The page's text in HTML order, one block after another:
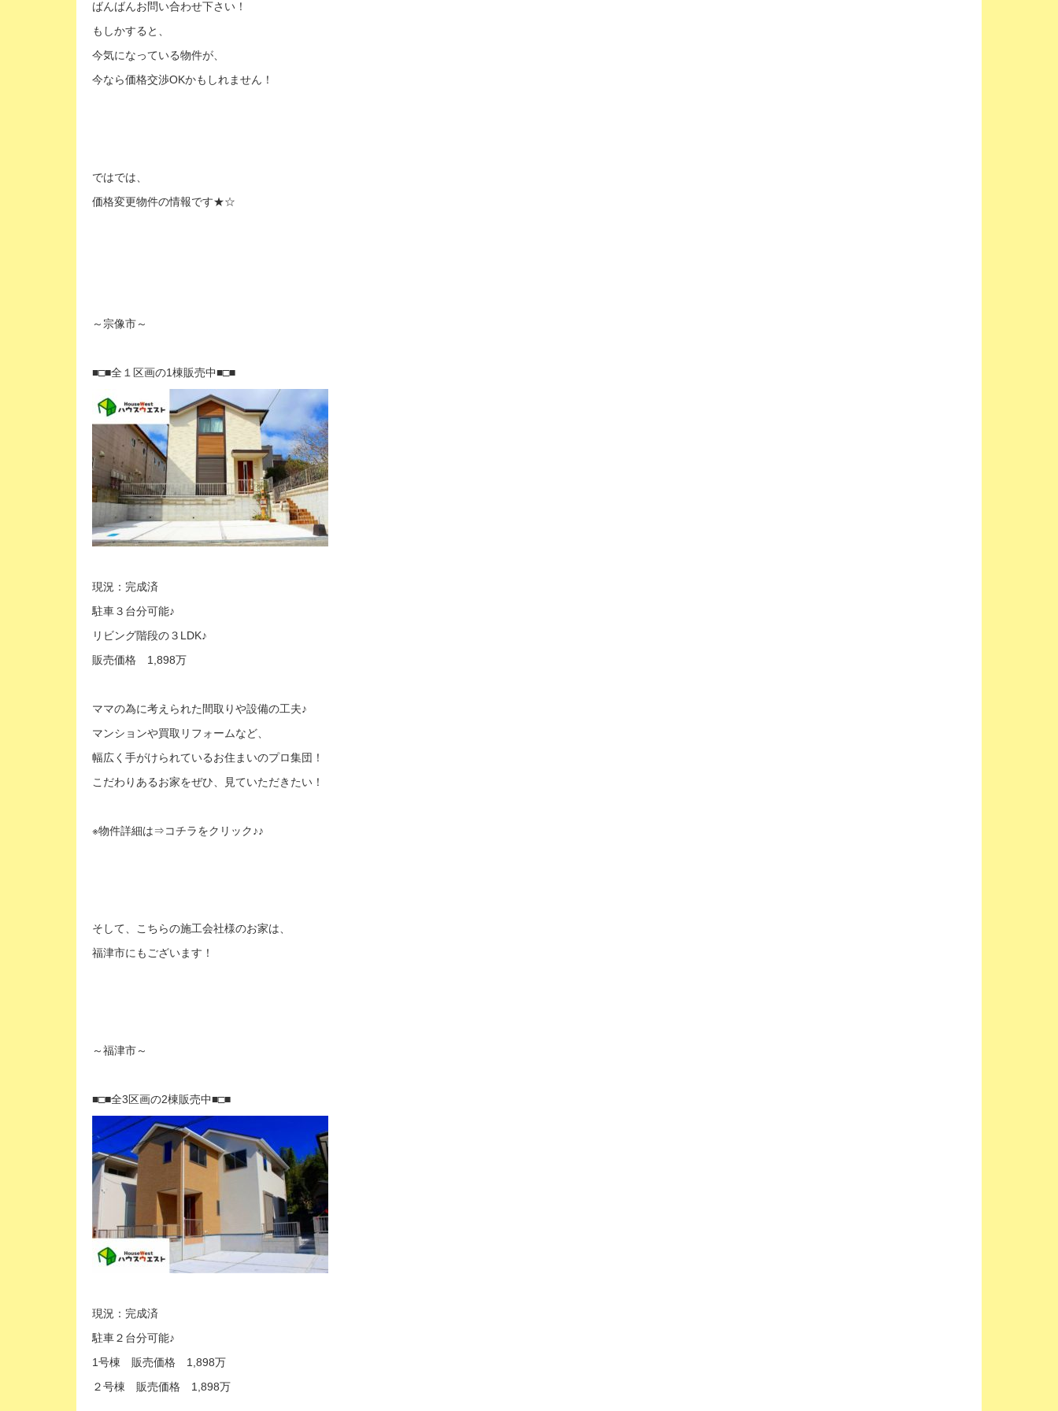
ばんばんお問い合わせ下さい！
もしかすると、
今気になっている物件が、
今なら価格交渉OKかもしれません！
ではでは、
価格変更物件の情報です★☆
～宗像市～
■□■全１区画の1棟販売中■□■
現況：完成済
駐車３台分可能♪
リビング階段の３LDK♪
販売価格 1,898万
ママの為に考えられた間取りや設備の工夫♪
マンションや買取リフォームなど、
幅広く手がけられているお住まいのプロ集団！
こだわりあるお家をぜひ、見ていただきたい！
※物件詳細は⇒コチラをクリック♪♪
そして、こちらの施工会社様のお家は、
福津市にもございます！
～福津市～
■□■全3区画の2棟販売中■□■
現況：完成済
駐車２台分可能♪
1号棟 販売価格 1,898万
２号棟 販売価格 1,898万